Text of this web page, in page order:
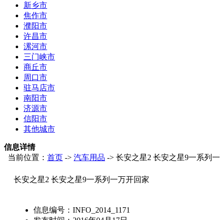
新乡市
焦作市
濮阳市
许昌市
漯河市
三门峡市
商丘市
周口市
驻马店市
南阳市
济源市
信阳市
其他城市
信息详情
当前位置： 首页 -> 汽车用品 -> 长安之星2 长安之星9一系列
长安之星2 长安之星9一系列一万开回家
信息编号： INFO_2014_1171